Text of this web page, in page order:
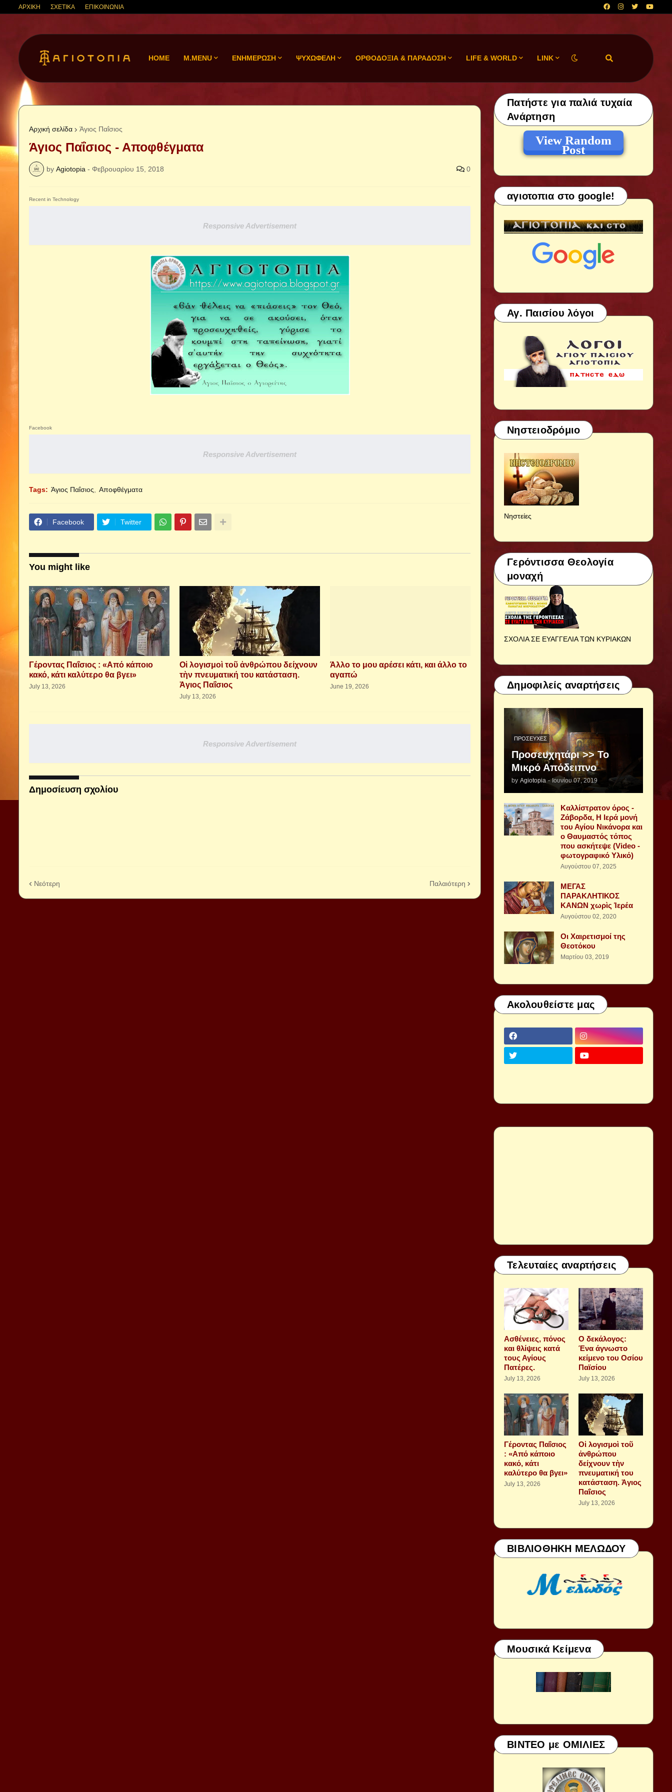
ΑΡΧΙΚΗ ΣΧΕΤΙΚΑ ΕΠΙΚΟΙΝΩΝΙΑ
HOME M.MENU ΕΝΗΜΕΡΩΣΗ ΨΥΧΩΦΕΛΗ ΟΡΘΟΔΟΞΙΑ & ΠΑΡΑΔΟΣΗ LIFE & WORLD LINK
Αρχική σελίδα Άγιος Παΐσιος
Άγιος Παΐσιος - Αποφθέγματα
by Agiotopia - Φεβρουαρίου 15, 2018 0
Recent in Technology
Responsive Advertisement
Facebook
Responsive Advertisement
Tags: Άγιος Παΐσιος Αποφθέγματα
Facebook Twitter
You might like
Γέροντας Παΐσιος : «Από κάποιο
κακό, κάτι καλύτερο θα βγει»
July 13, 2026
Οἱ λογισμοὶ τοῦ ἀνθρώπου δείχνουν
τὴν πνευματική του κατάσταση.
Ἁγιος Παΐσιος
July 13, 2026
Άλλο το μου αρέσει κάτι, και άλλο το
αγαπώ
June 19, 2026
Responsive Advertisement
Δημοσίευση σχολίου
Νεότερη Παλαιότερη
Πατήστε για παλιά τυχαία
Ανάρτηση
View Random
Post
αγιοτοπια στο google!
Αγ. Παισίου λόγοι
Νηστειοδρόμιο
Νηστείες
Γερόντισσα Θεολογία
μοναχή
ΣΧΟΛΙΑ ΣΕ ΕΥΑΓΓΕΛΙΑ ΤΩΝ ΚΥΡΙΑΚΩΝ
Δημοφιλείς αναρτήσεις
ΠΡΟΣΕΥΧΈΣ
Προσευχητάρι >> Το
Μικρό Απόδειπνο
by Agiotopia - Ιουνίου 07, 2019
Καλλίστρατον όρος -
Ζάβορδα, Η Ιερά μονή
του Αγίου Νικάνορα και
ο Θαυμαστός τόπος
που ασκήτεψε (Video -
φωτογραφικό Υλικό)
Αυγούστου 07, 2025
ΜΕΓΑΣ
ΠΑΡΑΚΛΗΤΙΚΟΣ
ΚΑΝΩΝ χωρὶς Ἱερέα
Αυγούστου 02, 2020
Οι Χαιρετισμοί της
Θεοτόκου
Μαρτίου 03, 2019
Ακολουθείστε μας
Τελευταίες αναρτήσεις
Aσθένειες, πόνος
και θλίψεις κατά
τους Αγίους
Πατέρες.
July 13, 2026
Ο δεκάλογος:
Ένα άγνωστο
κείμενο του Οσίου
Παϊσίου
July 13, 2026
Γέροντας Παΐσιος
: «Από κάποιο
κακό, κάτι
καλύτερο θα βγει»
July 13, 2026
Οἱ λογισμοὶ τοῦ
ἀνθρώπου
δείχνουν τὴν
πνευματική του
κατάσταση. Ἁγιος
Παΐσιος
July 13, 2026
ΒΙΒΛΙΟΘΗΚΗ ΜΕΛΩΔΟΥ
Μουσικά Κείμενα
ΒΙΝΤΕΟ με ΟΜΙΛΙΕΣ